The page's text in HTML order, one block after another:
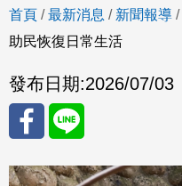
首頁 /最新消息 / 新聞報導 /
助民恢復日常生活
發布日期:2026/07/03
分享 分享